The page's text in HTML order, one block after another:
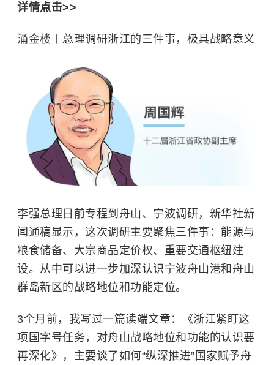
详情点击>>
涌金楼丨总理调研浙江的三件事，极具战略意义
李强总理日前专程到舟山、宁波调研，新华社新
闻通稿显示，这次调研主要聚焦三件事：能源与
粮食储备、大宗商品定价权、重要交通枢纽建
设。从中可以进一步加深认识宁波舟山港和舟山
群岛新区的战略地位和功能定位。
3个月前，我写过一篇读端文章：《浙江紧盯这
项国字号任务，对舟山战略地位和功能的认识要
再深化》，主要谈了如何“纵深推进”国家赋予舟